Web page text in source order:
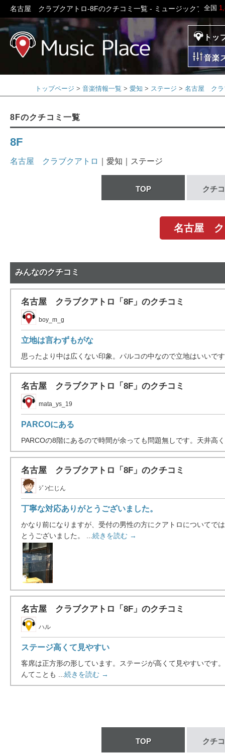
全国
名古屋 クラブクアトロ-8Fのクチコミ一覧 - ミュージックプレイス
ミュージックプレイ
トッ
音楽
トップページ 音楽情報一覧 愛知 ステージ 名古屋 クラ
8Fのクチコミ一覧
8F
名古屋 クラブクアトロ ｜愛知｜ステージ
TOP クチ
名古屋 ク
みんなのクチコミ
名古屋 クラブクアトロ「8F」のクチコミ
boy_m_g
立地は言わずもがな
思ったより中は広くない印象。パルコの中なので立地はいいで
名古屋 クラブクアトロ「8F」のクチコミ
mata_ys_19
PARCOにある
PARCOの8階にあるので時間が余っても問題無しです。天井高
名古屋 クラブクアトロ「8F」のクチコミ
ｼﾞﾝ仁じん
丁寧な対応ありがとうございました。
かなり前になりますが、受付の男性の方にクアトロについてで
とうございました。 ... 続きを読む →
名古屋 クラブクアトロ「8F」のクチコミ
ハル
ステージ高くて見やすい
客席は正方形の形しています。ステージが高くて見やすいです
んてことも ... 続きを読む →
TOP クチ